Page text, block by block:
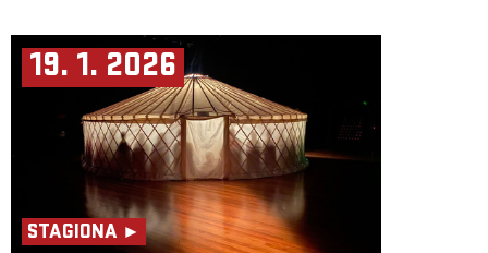
19. 1. 2026
STAGIONA ►